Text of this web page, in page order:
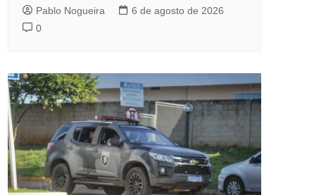
Pablo Nogueira
6 de agosto de 2026
0